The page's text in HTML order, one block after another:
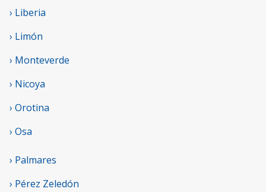
› Liberia
› Limón
› Monteverde
› Nicoya
› Orotina
› Osa
› Palmares
› Pérez Zeledón